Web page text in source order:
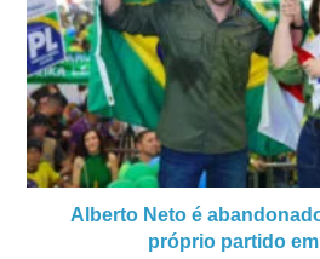
Alberto Neto é
próprio partido